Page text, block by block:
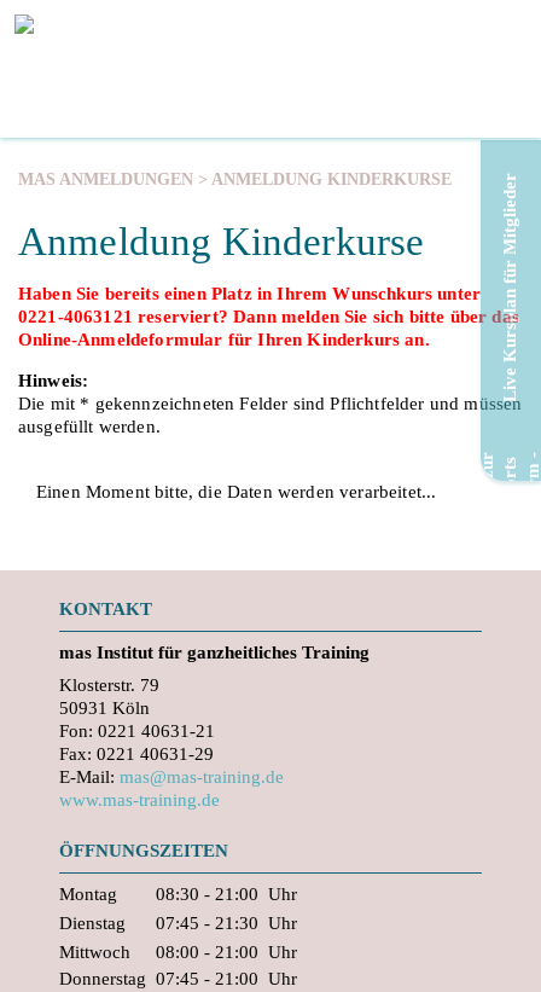
MAS ANMELDUNGEN > ANMELDUNG KINDERKURSE
Anmeldung Kinderkurse
Haben Sie bereits einen Platz in Ihrem Wunschkurs unter
0221-4063121 reserviert? Dann melden Sie sich bitte über das
Online-Anmeldeformular für Ihren Kinderkurs an.
Hinweis:
Die mit * gekennzeichneten Felder sind Pflichtfelder und müssen
ausgefüllt werden.
Einen Moment bitte, die Daten werden verarbeitet...
KONTAKT
mas Institut für ganzheitliches Training
Klosterstr. 79
50931 Köln
Fon: 0221 40631-21
Fax: 0221 40631-29
E-Mail: mas@mas-training.de
www.mas-training.de
ÖFFNUNGSZEITEN
Montag 08:30 - 21:00 Uhr
Dienstag
07:45 - 21:30 Uhr
Mittwoch
08:00 - 21:00 Uhr
Donnerstag 07:45 - 21:00 Uhr
Live Kursplan für Mitglieder